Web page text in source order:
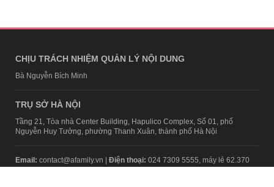
CHỊU TRÁCH NHIỆM QUẢN LÝ NỘI DUNG
TRỤ SỞ HÀ NỘI
Tầng 21, Tòa nhà Center Building, Hapulico Complex, Số 01, phố